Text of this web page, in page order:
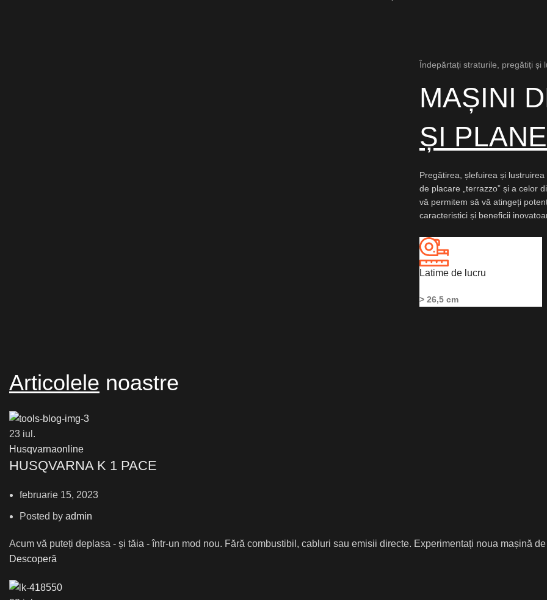
Îndepărtați straturile, pregătiți și
MAȘINI
ȘI
Pregătirea, șlefuirea și
de placare „terrazzo” și a celor
vă permitem să vă atingeți
caracteristici și beneficii
Latime de lucru
> 26,5 cm
Articolele noastre
23 iul.
Husqvarnaonline
HUSQVARNA K 1 PACE
februarie 15, 2023
Posted by admin
Acum vă puteți deplasa - și tăia - într-un mod nou. Fără combustibil, cabluri sau emisii directe. Experimentați noua mașină de
Descoperă